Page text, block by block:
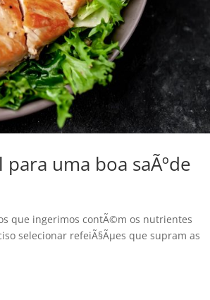
uma boa saÃºde
que ingerimos contÃ©m os nutrientes
selecionar refeiÃ§Ãµes que supram as